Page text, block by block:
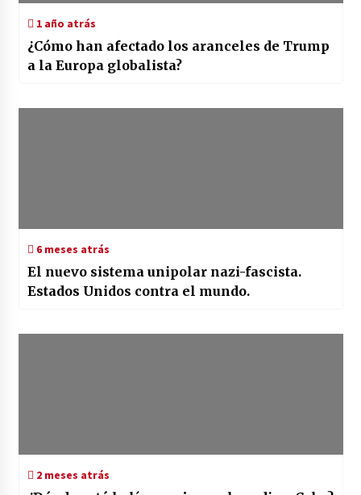
1 año atrás
¿Cómo han afectado los aranceles de Trump
a la Europa globalista?
6 meses atrás
El nuevo sistema unipolar nazi-fascista.
Estados Unidos contra el mundo.
2 meses atrás